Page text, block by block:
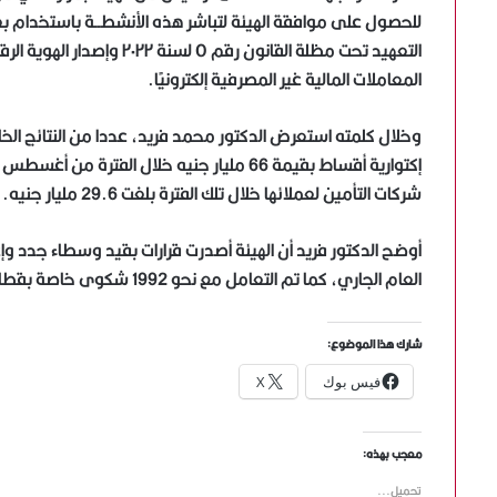
للحصول على موافقة الهيئة لتباشر هذه الأنشطــة
التعهيد تحت مظلة
المعاملات المالية غير المصرفية إلكترونيًا.
وخلال كلمته استعرض الدكتور محمد فريد، عددا من
شركات التأمين لعملائها خلال تلك الفترة بلغت 29.6 مليار جنيه.
العام الجاري، كما تم التعامل مع نحو 1992 شكوى خاصة بقطاع التأمين.
شارك هذا الموضوع:
فيس بوك X
معجب بهذه:
تحميل...